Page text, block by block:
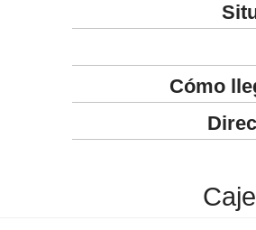
Cómo